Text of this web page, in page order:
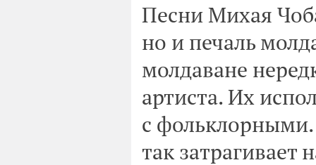
Песни Михая
но и печаль
молдаване
артиста. Их
с фольклорными.
так